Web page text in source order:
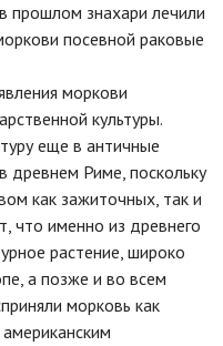
прошлом знахари лечили
посевной раковые
моркови
культуры.
еще в античные
древнем Риме, поскольку
как зажиточных, так и
что именно из древнего
растение, широко
а позже и во всем
морковь как